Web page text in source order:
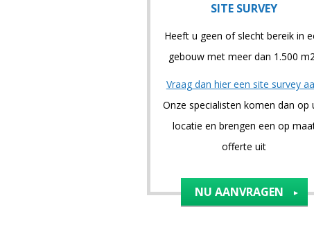
SITE SURVEY
Heeft u geen of slecht bereik in
gebouw met meer dan 1.500
Vraag dan hier een site survey
Onze specialisten komen dan op
locatie en brengen een op
offerte uit
NU AANVRAGEN